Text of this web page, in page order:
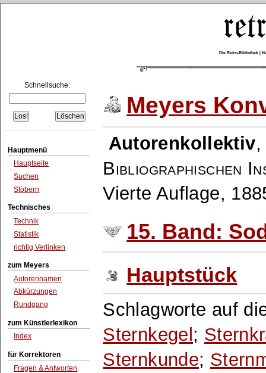
Die Retro-Bibliothek |
Schnellsuche:
Hauptmenü
Hauptseite
Suchen
Stöbern
Technisches
Technik
Statistik
richtig Verlinken
zum Meyers
Autorennamen
Abkürzungen
Rundgang
zum Künstlerlexikon
Index
für Korrektoren
Fragen & Antworten
Meyers
Autorenkollektiv
Bibliographischen
Vierte Auflage,
15. Band:
Hauptstück
Schlagworte auf
Sternkegel;
Sternkunde;